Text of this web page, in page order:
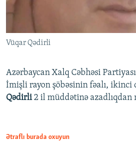
Vüqar Qədirli
Azərbaycan Xalq Cəbhəsi
İmişli rayon şöbəsinin fəalı, ikinci
Qədirli2 il müddətinə
Ətraflı burada oxuyun